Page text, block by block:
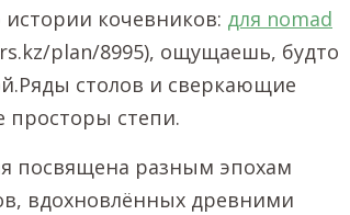
кочевников: для nomad
plan/8995), ощущаешь, будто
столов и сверкающие
степи.
посвящена разным эпохам
вдохновлённых древними